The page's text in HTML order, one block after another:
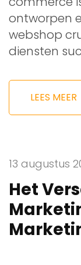
ontworpen
webshop
diensten
LEES MEER
13 augustus
Het